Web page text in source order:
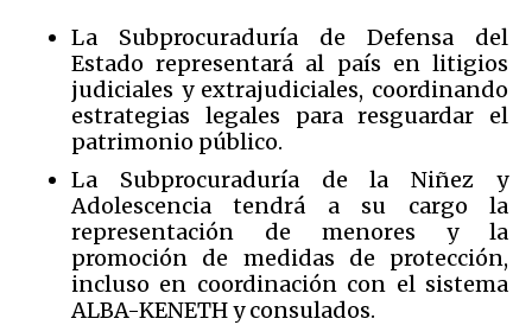
La Subprocuraduría de Defensa del
Estado representará al país en litigios
judiciales y extrajudiciales, coordinando
estrategias legales para resguardar el
patrimonio público.
La Subprocuraduría de la Niñez y
Adolescencia tendrá a su cargo la
representación de menores y la
promoción de medidas de protección,
incluso en coordinación con el sistema
ALBA-KENETH y consulados.